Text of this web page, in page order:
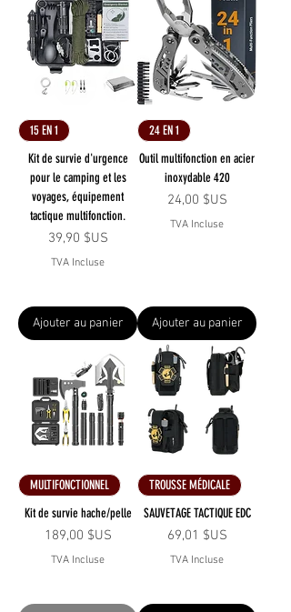
15 EN 1
Kit de survie d'urgence
pour le camping et les
voyages, équipement
tactique multifonction.
Prix
39,90 $US
TVA Incluse
Ajouter au panier
24 EN 1
Outil multifonction en acier
inoxydable 420
Prix
24,00 $US
TVA Incluse
Ajouter au panier
MULTIFONCTIONNEL
Kit de survie hache/pelle
Prix
189,00 $US
TVA Incluse
TROUSSE MÉDICALE
SAUVETAGE TACTIQUE EDC
Prix
69,01 $US
TVA Incluse